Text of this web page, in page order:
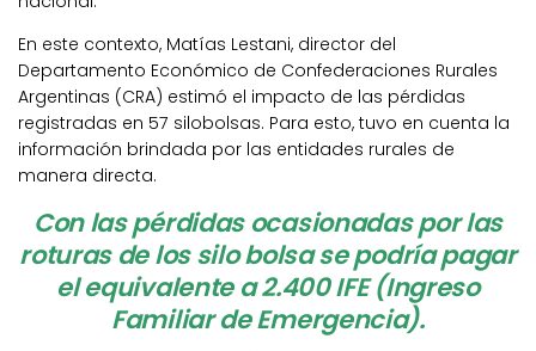
En este contexto, Matías Lestani, director del
Departamento Económico de Confederaciones Rurales
Argentinas (CRA) estimó el impacto de las pérdidas
registradas en 57 silobolsas. Para esto, tuvo en cuenta la
información brindada por las entidades rurales de
manera directa.
Con las pérdidas ocasionadas por las
roturas de los silo bolsa se podría pagar
el equivalente a 2.400 IFE (Ingreso
Familiar de Emergencia).